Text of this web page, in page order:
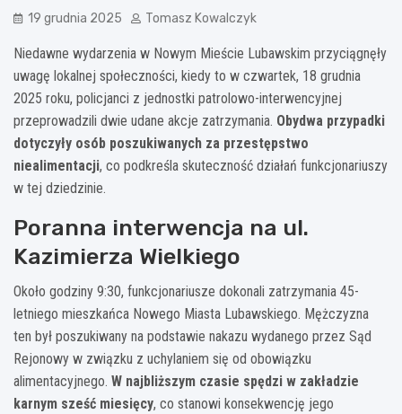
19 grudnia 2025 Tomasz Kowalczyk
Niedawne wydarzenia w Nowym Mieście Lubawskim przyciągnęły
uwagę lokalnej społeczności, kiedy to w czwartek, 18 grudnia
2025 roku, policjanci z jednostki patrolowo-interwencyjnej
przeprowadzili dwie udane akcje zatrzymania. Obydwa przypadki
dotyczyły osób poszukiwanych za przestępstwo
niealimentacji, co podkreśla skuteczność działań funkcjonariuszy
w tej dziedzinie.
Poranna interwencja na ul.
Kazimierza Wielkiego
Około godziny 9:30, funkcjonariusze dokonali zatrzymania 45-
letniego mieszkańca Nowego Miasta Lubawskiego. Mężczyzna
ten był poszukiwany na podstawie nakazu wydanego przez Sąd
Rejonowy w związku z uchylaniem się od obowiązku
alimentacyjnego. W najbliższym czasie spędzi w zakładzie
karnym sześć miesięcy, co stanowi konsekwencję jego